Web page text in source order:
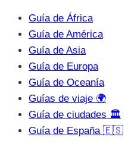
Guía de África
Guía de América
Guía de Asia
Guía de Europa
Guía de Oceanía
Guías de viaje 🌍
Guía de ciudades 🏛️
Guía de España 🇪🇸